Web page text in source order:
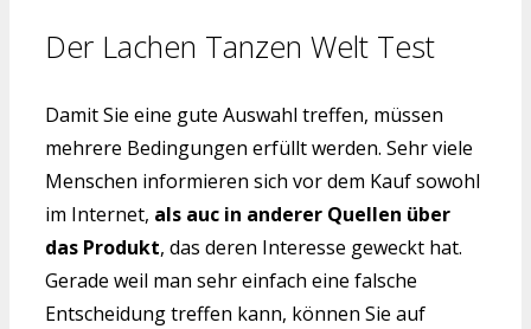
Der Lachen Tanzen Welt Test
Damit Sie eine gute Auswahl treffen, müssen
mehrere Bedingungen erfüllt werden. Sehr viele
Menschen informieren sich vor dem Kauf sowohl
im Internet, als auc in anderer Quellen über
das Produkt, das deren Interesse geweckt hat.
Gerade weil man sehr einfach eine falsche
Entscheidung treffen kann, können Sie auf